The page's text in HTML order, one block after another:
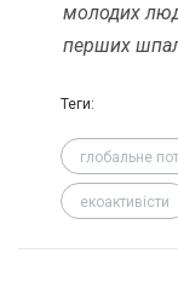
молодих
перших
Теги:
глобальне
екоактивісти